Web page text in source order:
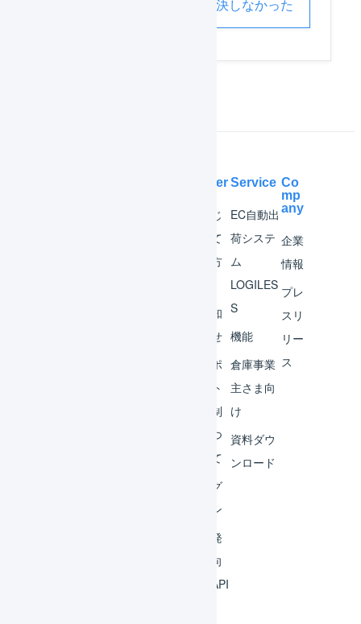
解決しなかった
Help Center
はじ
めて
の方
お知
らせ
サポ
ート
体制
につ
いて
ログ
イン
開発
者向
けAPI
Service
EC自動出
荷システ
ム
LOGILES
S
機能
倉庫事業
主さま向
け
資料ダウ
ンロード
Co
mp
any
企業
情報
プレ
スリ
リー
ス